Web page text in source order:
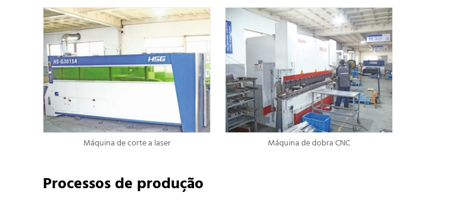
Máquina de corte a laser Máquina de dobra CNC
Processos de produção